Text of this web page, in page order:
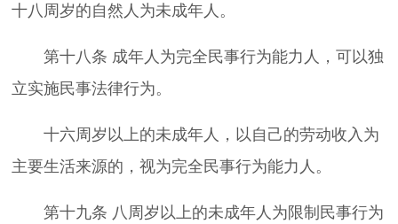
十八周岁的自然人为未成年人。
第十八条 成年人为完全民事行为能力人，可以独
立实施民事法律行为。
十六周岁以上的未成年人，以自己的劳动收入为
主要生活来源的，视为完全民事行为能力人。
第十九条 八周岁以上的未成年人为限制民事行为